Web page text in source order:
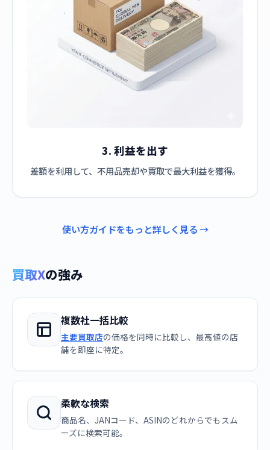
3. 利益を出す
差額を利用して、不用品売却や買取で最大利益を獲得。
使い方ガイドをもっと詳しく見る →
買取Xの強み
複数社一括比較
主要買取店の価格を同時に比較し、最高値の店
舗を即座に特定。
柔軟な検索
商品名、JANコード、ASINのどれからでもスム
ーズに検索可能。